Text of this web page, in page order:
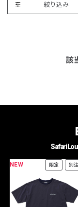
絞り込み
該
Safari
NEW 限定 別注